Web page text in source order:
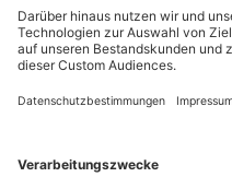
Gruppengröße: 1-5
Hinweis
Vor Ort gibt es
Du möchtest als
Sichere Dir attraktive
+49 89 / 21 12 90 20